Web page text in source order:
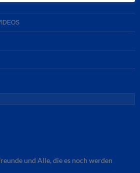
und Alle, die es noch werden